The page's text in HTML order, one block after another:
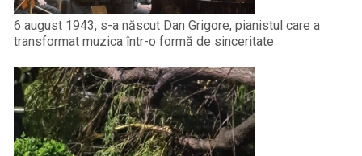
6 august 1943, s-a născut Dan Grigore, pianistul care a
transformat muzica într-o formă de sinceritate